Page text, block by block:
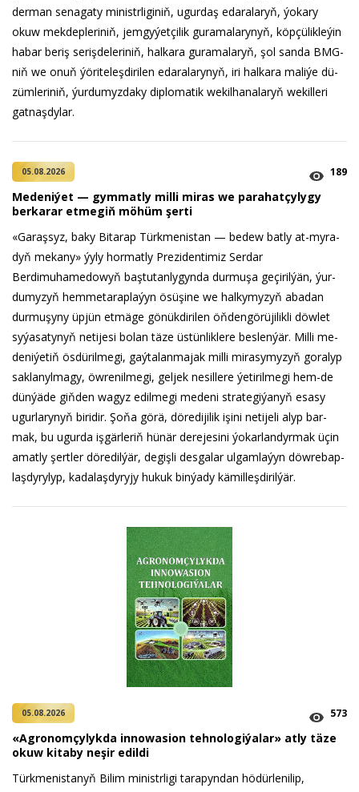
der­man se­na­ga­ty mi­nistr­li­gi­niň, ugur­daş eda­ra­la­ryň, ýo­ka­ry
okuw mek­dep­le­ri­niň, jem­gy­ýet­çi­lik guramalarynyň, köp­çü­lik­le­ýin
ha­bar be­riş se­riş­de­le­ri­niň, hal­ka­ra guramalaryň, şol san­da BMG-
niň we onuň ýö­ri­te­leş­di­ri­len eda­ra­la­ry­nyň, iri hal­ka­ra ma­li­ýe dü­
züm­le­ri­niň, ýur­du­myz­da­ky dip­lo­ma­tik we­kil­ha­na­la­ryň we­kil­le­ri
gat­naş­dy­lar.
05.08.2026 189
Me­de­ni­ýet — gym­mat­ly milli mi­ras we pa­ra­hat­çy­ly­gy
ber­ka­rar et­me­giň mö­hüm şer­ti
«Ga­raş­syz, ba­ky Bi­ta­rap Türk­me­nis­tan — be­dew bat­ly at-my­ra­
dyň me­ka­ny» ýy­ly hor­mat­ly Prezidentimiz Serdar
Berdimuhamedowyň baş­tu­tan­ly­gyn­da dur­mu­şa ge­çi­ril­ýän, ýur­
du­my­zyň hem­me­ta­rap­la­ýyn ösü­şi­ne we hal­ky­my­zyň aba­dan
dur­mu­şy­ny üp­jün et­mä­ge gö­nük­di­ri­len öň­den­gö­rü­ji­lik­li döw­let
sy­ýa­sa­ty­nyň ne­ti­je­si bo­lan tä­ze üs­tün­lik­le­re bes­len­ýär. Milli me­
de­ni­ýe­tiň ös­dü­ril­me­gi, gaý­ta­lan­ma­jak milli mi­ra­sy­my­zyň go­ra­lyp
sak­la­nyl­ma­gy, öw­re­nil­me­gi, gel­jek ne­sil­le­re ýe­ti­ril­me­gi hem-de
dün­ýä­de giň­den wa­gyz edil­me­gi me­de­ni stra­te­gi­ýa­nyň esa­sy
ugur­la­ry­nyň bi­ri­dir. Şo­ňa gö­rä, dö­re­di­ji­lik işi­ni ne­ti­je­li alyp bar­
mak, bu ugur­da iş­gär­le­riň hü­när de­re­je­si­ni ýo­kar­lan­dyr­mak üçin
amat­ly şert­ler dö­re­dil­ýär, de­giş­li des­ga­lar ul­gam­la­ýyn döw­re­bap­
laş­dy­ry­lyp, ka­da­laş­dy­ry­jy hu­kuk bin­ýa­dy kä­mil­leş­di­ril­ýär.
05.08.2026 573
«Agronomçylykda innowasion tehnologiýalar» atly täze
okuw kitaby neşir edildi
Türkmenistanyň Bilim ministrligi tarapyndan hödürlenilip,